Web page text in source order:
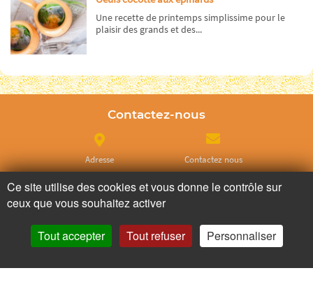
Une recette de printemps simplissime pour le
plaisir des grands et des...
Contactez-nous
Adresse Contactez nous
Appelez nous
Ce site utilise des cookies et vous donne le contrôle sur
ceux que vous souhaitez activer
Tout accepter Tout refuser Personnaliser